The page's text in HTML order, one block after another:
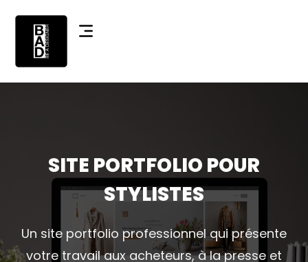
SITE PORTFOLIO POUR
STYLISTES
Un site portfolio professionnel qui présente
votre travail aux acheteurs, à la presse et